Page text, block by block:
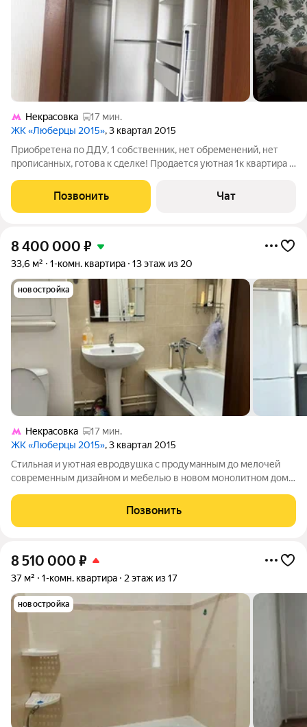
Некрасовка
17 мин.
ЖК «Люберцы 2015», 3 квартал 2015
Приобретена по ДДУ, 1 собственник, нет обременений, нет
прописанных, готова к сделке! Продается уютная 1к квартира в
составляет 34 кв. м, из них 11 кв. м жилой площади и 9 кв. м
отведено под кухню.
Позвонить Чат
8 400 000 ₽
33,6 м² 1-комн. квартира 13 этаж из 20
новостройка
Некрасовка
17 мин.
ЖК «Люберцы 2015», 3 квартал 2015
Стильная и уютная евродвушка с продуманным до мелочей
современным дизайном и мебелью в новом монолитном доме
кухня- гостиная 14,5 кв. м. с встроенным кухонным
гарнитуром,обеденной зоной и
Позвонить
8 510 000 ₽
37 м² 1-комн. квартира 2 этаж из 17
новостройка